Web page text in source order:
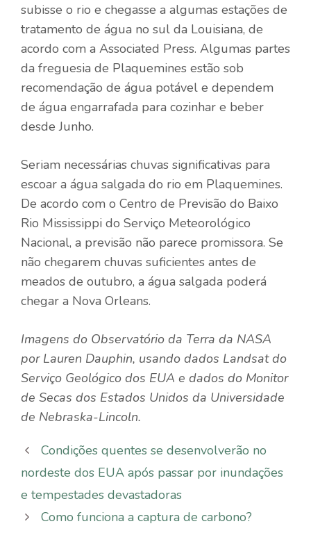
subisse o rio e chegasse a algumas estações de
tratamento de água no sul da Louisiana, de
acordo com a Associated Press. Algumas partes
da freguesia de Plaquemines estão sob
recomendação de água potável e dependem
de água engarrafada para cozinhar e beber
desde Junho.
Seriam necessárias chuvas significativas para
escoar a água salgada do rio em Plaquemines.
De acordo com o Centro de Previsão do Baixo
Rio Mississippi do Serviço Meteorológico
Nacional, a previsão não parece promissora. Se
não chegarem chuvas suficientes antes de
meados de outubro, a água salgada poderá
chegar a Nova Orleans.
Imagens do Observatório da Terra da NASA
por Lauren Dauphin, usando dados Landsat do
Serviço Geológico dos EUA e dados do Monitor
de Secas dos Estados Unidos da Universidade
de Nebraska-Lincoln.
Condições quentes se desenvolverão no
nordeste dos EUA após passar por inundações
e tempestades devastadoras
Como funciona a captura de carbono?